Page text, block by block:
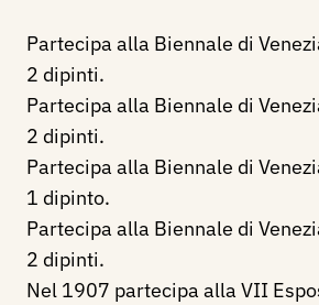
Partecipa alla Biennale di
2 dipinti.
Partecipa alla Biennale di
2 dipinti.
Partecipa alla Biennale di
1 dipinto.
Partecipa alla Biennale di
2 dipinti.
Nel 1907 partecipa alla VII